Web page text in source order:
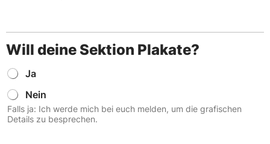
Will deine Sektion Plakate?
W
l
l
d
Ja
Nein
Falls ja: Ich werde mich bei euch melden, um die grafischen
Details zu besprechen.